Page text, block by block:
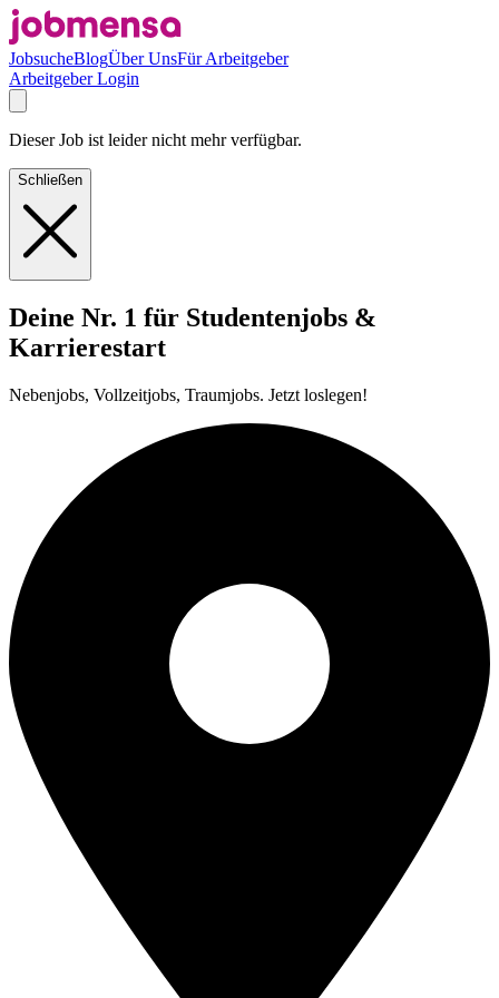
JobsucheBlogÜber UnsFür Arbeitgeber
Arbeitgeber Login
Dieser Job ist leider nicht mehr verfügbar.
Schließen
Deine Nr. 1 für Studentenjobs &
Karrierestart
Nebenjobs, Vollzeitjobs, Traumjobs. Jetzt loslegen!